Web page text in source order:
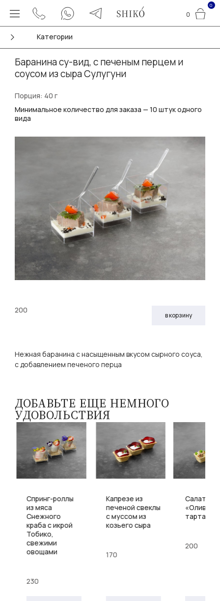
0
0
Категории
Баранина су-вид, с печеным перцем и
соусом из сыра Сулугуни
Порция: 40 г
Минимальное количество для заказа — 10 штук одного
вида
200
в корзину
Нежная баранина с насыщенным вкусом сырного соуса,
с добавлением печеного перца
ДОБАВЬТЕ ЕЩЕ НЕМНОГО
УДОВОЛЬСТВИЯ
Спринг-роллы
из мяса
Снежного
краба с икрой
Тобико,
свежими
овощами
230
Капрезе из
печеной свеклы
с муссом из
козьего сыра
170
Салат
«Оливье»
200